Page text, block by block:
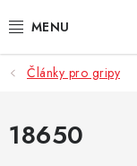
na
3D TISK
TIPY ZA DOBROU
Články pro gripy
18650